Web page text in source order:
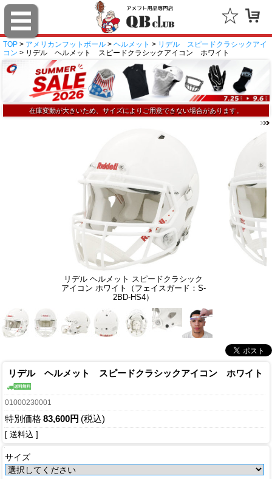
TOP > アメリカンフットボール > ヘルメット > リデル スピードクラシックアイ
コン > リデル ヘルメット スピードクラシックアイコン ホワイト
在庫変動が大きいため、サイズによりご用意できない場合があります。
リデル ヘルメット スピードクラシック
アイコン ホワイト（フェイスガード：S-
2BD-HS4）
リデル ヘルメット スピードクラシックアイコン ホワイト
01000230001
特別価格 83,600円 (税込)
[ 送料込 ]
サイズ